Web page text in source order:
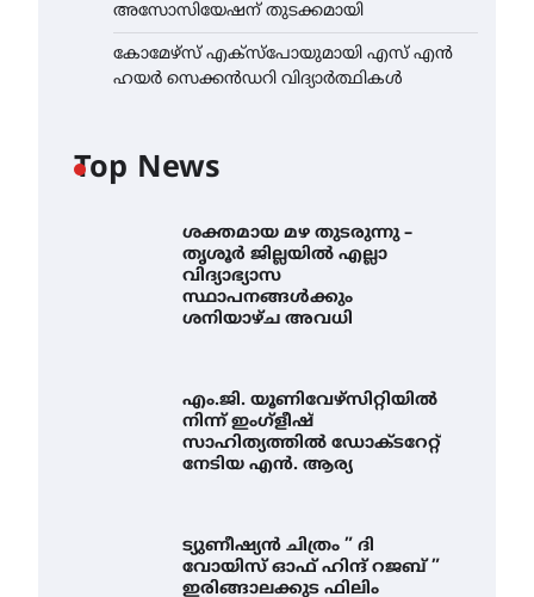
അസോസിയേഷന് തുടക്കമായി
കോമേഴ്സ് എക്സ്പോയുമായി എസ് എൻ
ഹയർ സെക്കൻഡറി വിദ്യാർത്ഥികൾ
Top News
ശക്തമായ മഴ തുടരുന്നു –
തൃശൂർ ജില്ലയിൽ എല്ലാ
വിദ്യാഭ്യാസ
സ്ഥാപനങ്ങൾക്കും
ശനിയാഴ്ച അവധി
എം.ജി. യൂണിവേഴ്‌സിറ്റിയിൽ
നിന്ന് ഇംഗ്ളീഷ്
സാഹിത്യത്തിൽ ഡോക്ടറേറ്റ്
നേടിയ എൻ. ആര്യ
ട്യുണീഷ്യൻ ചിത്രം ” ദി
വോയിസ് ഓഫ് ഹിന്ദ് റജബ് ”
ഇരിങ്ങാലക്കുട ഫിലിം